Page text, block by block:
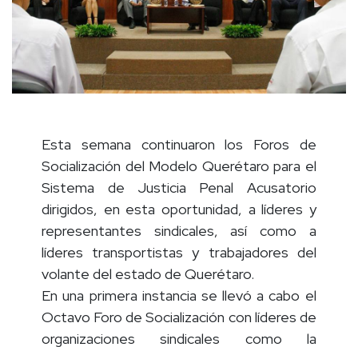
Esta semana continuaron los Foros de
Socialización del Modelo Querétaro para el
Sistema de Justicia Penal Acusatorio
dirigidos, en esta oportunidad, a líderes y
representantes sindicales, así como a
líderes transportistas y trabajadores del
volante del estado de Querétaro.
En una primera instancia se llevó a cabo el
Octavo Foro de Socialización con líderes de